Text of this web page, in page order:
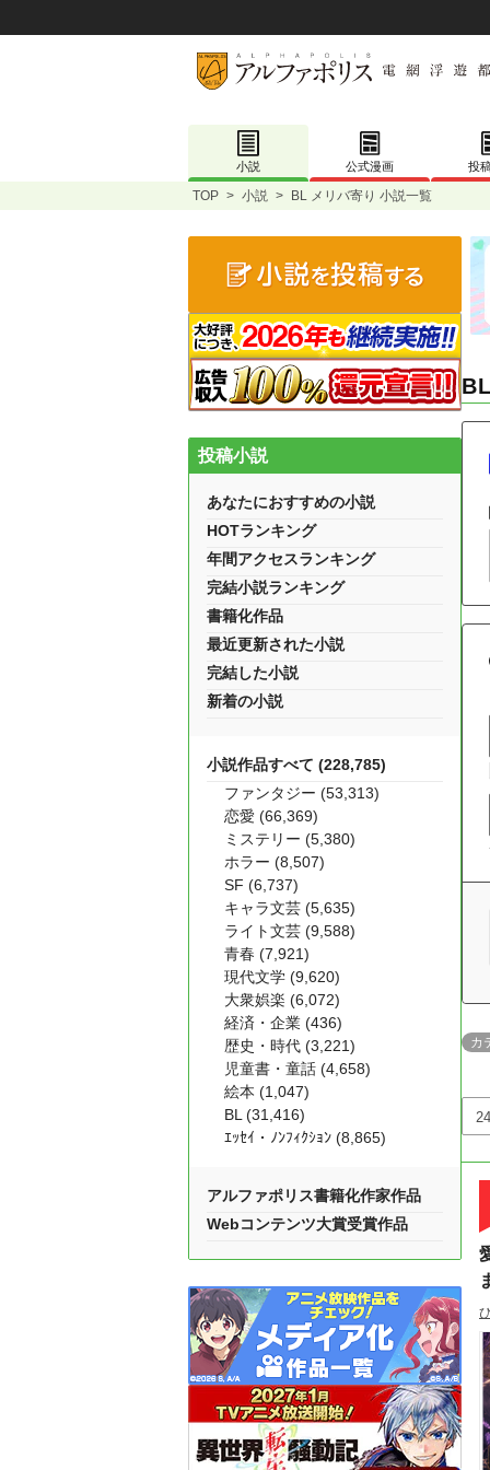
小説 公式漫画 投
TOP > 小説 > BL メリバ寄り 小説一覧
カ
投稿小説
あなたにおすすめの小説
HOTランキング
年間アクセスランキング
完結小説ランキング
書籍化作品
最近更新された小説
完結した小説
新着の小説
小説作品すべて (228,785)
ファンタジー (53,313)
恋愛 (66,369)
ミステリー (5,380)
ホラー (8,507)
SF (6,737)
キャラ文芸 (5,635)
ライト文芸 (9,588)
青春 (7,921)
現代文学 (9,620)
大衆娯楽 (6,072)
経済・企業 (436)
歴史・時代 (3,221)
児童書・童話 (4,658)
絵本 (1,047)
BL (31,416)
ｴｯｾｲ・ﾉﾝﾌｨｸｼｮﾝ (8,865)
アルファポリス書籍化作家作品
Webコンテンツ大賞受賞作品